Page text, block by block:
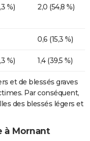
%) 2,0 (54,8 %)
0,6 (15,3 %)
%) 1,4 (39,5 %)
et de blessés graves
Par conséquent,
des blessés légers et
à Mornant